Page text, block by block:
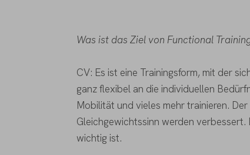
Was ist das Ziel von Functional
CV: Es ist eine Trainingsform, mit der
ganz flexibel an die individuellen
Mobilität und vieles mehr trainieren.
Gleichgewichtssinn werden
wichtig ist.